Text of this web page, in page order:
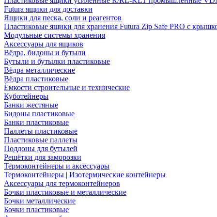
Futura ящики для доставки
Ящики для песка, соли и реагентов
Пластиковые ящики для хранения Futura Zip Safe PRO с
Модульные системы хранения
Аксессуары для ящиков
Вёдра, бидоны и бутыли
Бутыли и бутылки пластиковые
Вёдра металлические
Вёдра пластиковые
Ёмкости строительные и технические
Куботейнеры
Банки жестяные
Бидоны пластиковые
Банки пластиковые
Паллеты пластиковые
Пластиковые паллеты
Поддоны для бутылей
Решётки для заморозки
Термоконтейнеры и аксессуары
Термоконтейнеры | Изотермические контейнеры
Аксессуары для термоконтейнеров
Бочки пластиковые и металлические
Бочки металлические
Бочки пластиковые